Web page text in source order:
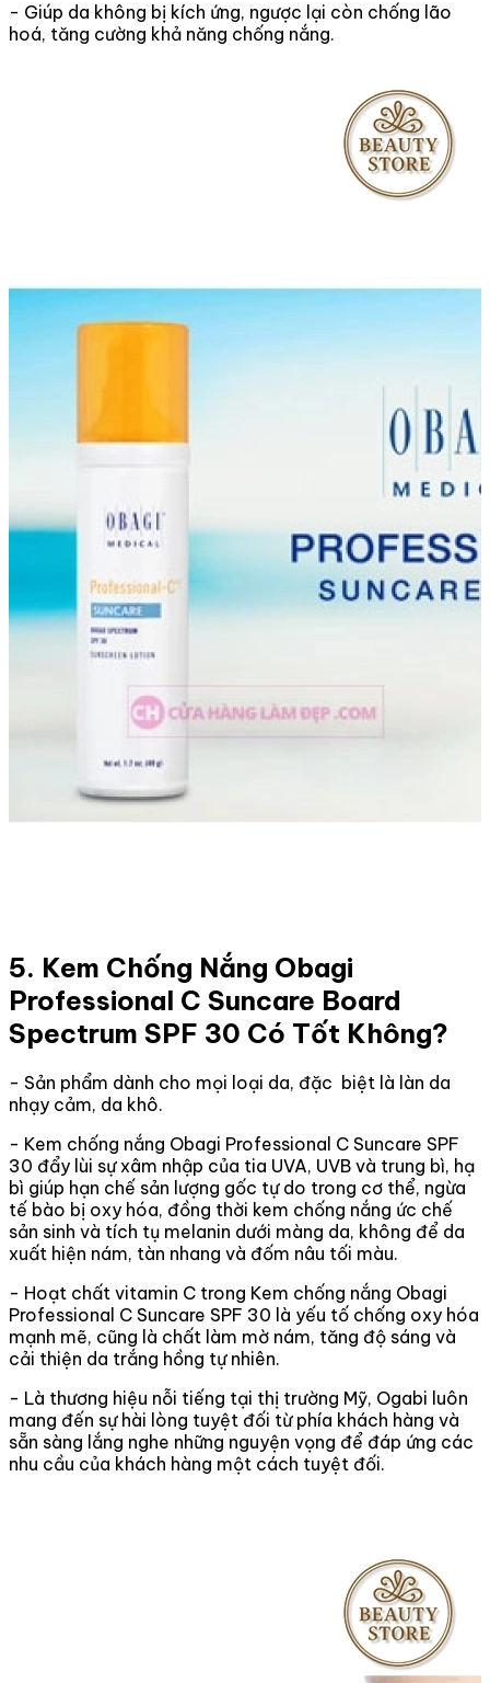
- Giúp da không bị kích ứng, ngược lại còn chống lão
hoá, tăng cường khả năng chống nắng.
5. Kem Chống Nắng Obagi
Professional C Suncare Board
Spectrum SPF 30 Có Tốt Không?
- Sản phẩm dành cho mọi loại da, đặc biệt là làn da
nhạy cảm, da khô.
- Kem chống nắng Obagi Professional C Suncare SPF
30 đẩy lùi sự xâm nhập của tia UVA, UVB và trung bì, hạ
bì giúp hạn chế sản lượng gốc tự do trong cơ thể, ngừa
tế bào bị oxy hóa, đồng thời kem chống nắng ức chế
sản sinh và tích tụ melanin dưới màng da, không để da
xuất hiện nám, tàn nhang và đốm nâu tối màu.
- Hoạt chất vitamin C trong Kem chống nắng Obagi
Professional C Suncare SPF 30 là yếu tố chống oxy hóa
mạnh mẽ, cũng là chất làm mờ nám, tăng độ sáng và
cải thiện da trắng hồng tự nhiên.
- Là thương hiệu nỗi tiếng tại thị trường Mỹ, Ogabi luôn
mang đến sự hài lòng tuyệt đối từ phía khách hàng và
sẵn sàng lắng nghe những nguyện vọng để đáp ứng các
nhu cầu của khách hàng một cách tuyệt đối.